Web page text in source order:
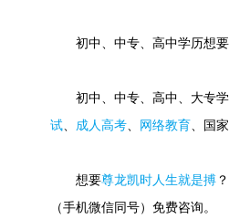
初中、中专、高中学历想要
初中、中专、高中、大专学
试、 成人高考、 网络教育、国
想要尊龙凯时人生就是搏
（手机微信同号）免费咨询。